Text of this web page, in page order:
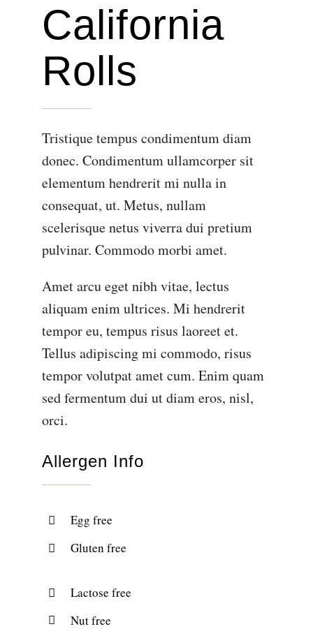
California
Rolls
Tristique tempus condimentum diam
donec. Condimentum ullamcorper sit
elementum hendrerit mi nulla in
consequat, ut. Metus, nullam
scelerisque netus viverra dui pretium
pulvinar. Commodo morbi amet.
Amet arcu eget nibh vitae, lectus
aliquam enim ultrices. Mi hendrerit
tempor eu, tempus risus laoreet et.
Tellus adipiscing mi commodo, risus
tempor volutpat amet cum. Enim quam
sed fermentum dui ut diam eros, nisl,
orci.
Allergen Info
Egg free
Gluten free
Lactose free
Nut free